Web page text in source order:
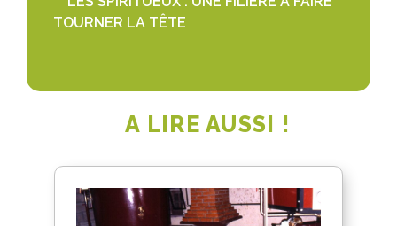
TOURNER LA TÊTE
A LIRE AUSSI !